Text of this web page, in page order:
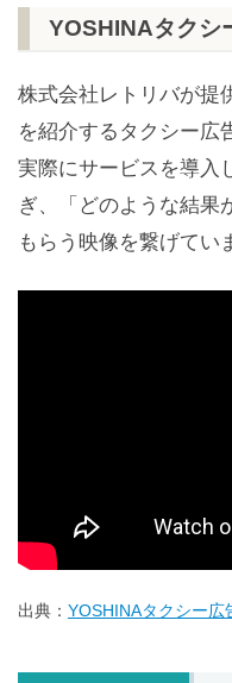
YOSHINAタクシ
株式会社レトリバが提
を紹介するタクシー広
実際にサービスを導入
ぎ、「どのような結果
もらう映像を繋げてい
出典： YOSHINAタクシー広